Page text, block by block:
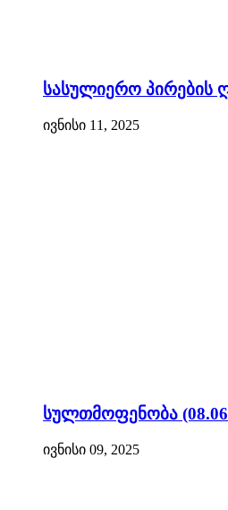
სასულიერო პირების
ივნისი 11, 2025
სულთმოფენობა
ივნისი 09, 2025